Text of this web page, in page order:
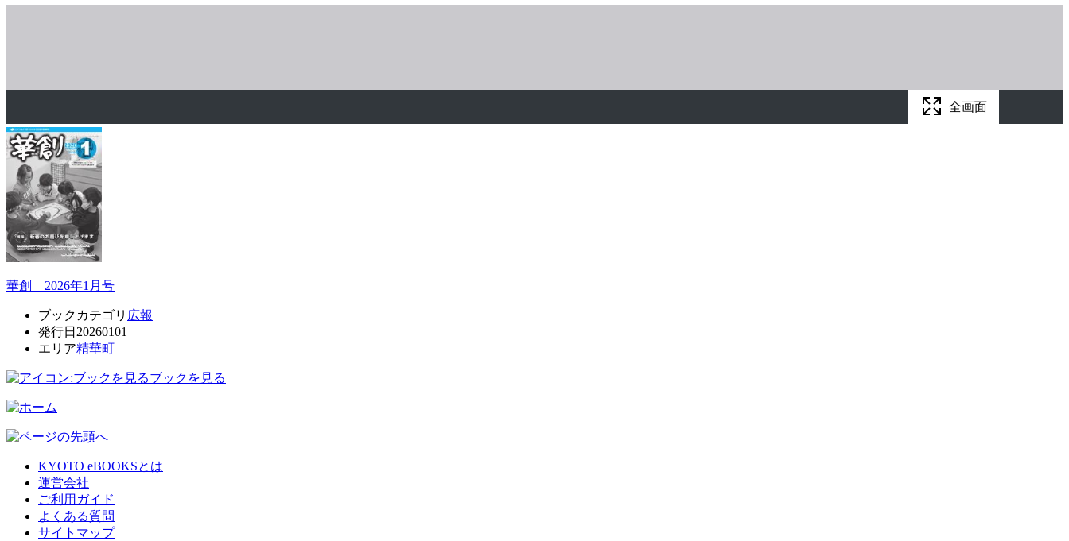
華創 2026年1月号
ブックカテゴリ 広報
発行日 20260101
エリア精華町
ブックを見る
KYOTO eBOOKSとは
運営会社
ご利用ガイド
よくある質問
サイトマップ